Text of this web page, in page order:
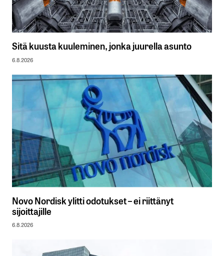
Sitä kuusta kuuleminen, jonka juurella asunto
6.8.2026
Novo Nordisk ylitti odotukset – ei riittänyt
sijoittajille
6.8.2026